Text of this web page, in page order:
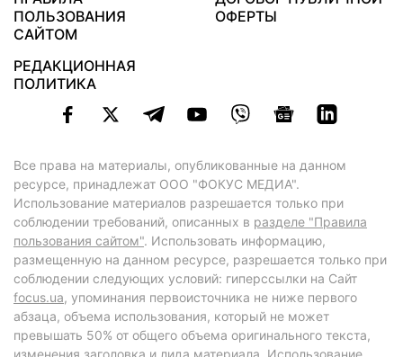
ПОЛЬЗОВАНИЯ
САЙТОМ
ОФЕРТЫ
РЕДАКЦИОННАЯ
ПОЛИТИКА
Все права на материалы, опубликованные на данном
ресурсе, принадлежат ООО "ФОКУС МЕДИА".
Использование материалов разрешается только при
соблюдении требований, описанных в разделе "Правила
пользования сайтом". Использовать информацию,
размещенную на данном ресурсе, разрешается только при
соблюдении следующих условий: гиперссылки на Сайт
focus.ua, упоминания первоисточника не ниже первого
абзаца, объема использования, который не может
превышать 50% от общего объема оригинального текста,
изменения заголовка и лида материала. Использование